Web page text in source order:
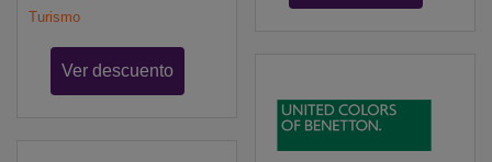
Turismo
Ver descuento